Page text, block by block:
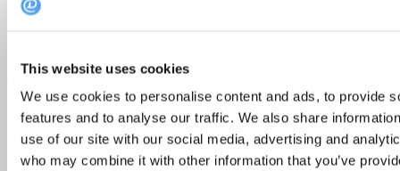
This website uses cookies
We use cookies to personalise content and ads, to provide
features and to analyse our traffic. We also share
use of our site with our social media, advertising and
who may combine it with other information that you’ve
lokaler. Her ligger med andre ord alt til rette for en
fantastisk nyttårsfeiring for hele familien.